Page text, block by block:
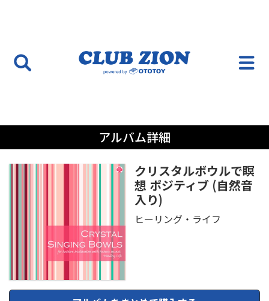
アルバム詳細
クリスタルボウルで瞑
想 ポジティブ (自然音
入り)
ヒーリング・ライフ